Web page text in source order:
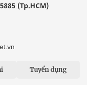
(Tp.HCM)
Tuyển dụng